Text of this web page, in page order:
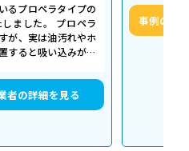
るプロペラタイプの
ました。 プロペラ
が、実は油汚れやホ
すると吸い込みが悪
者の詳細を見る
事例の詳